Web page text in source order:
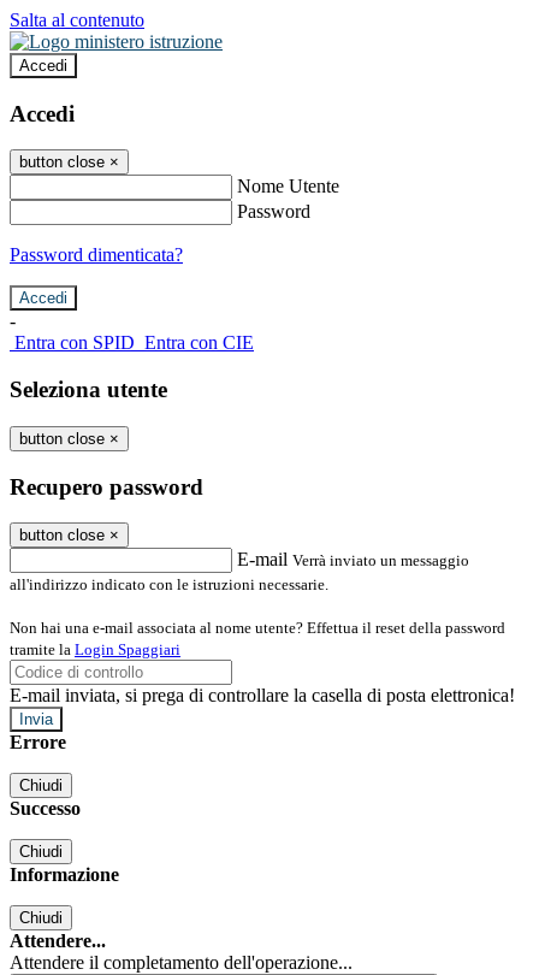
Salta al contenuto
Accedi
Accedi
button close ×
Nome Utente
Password
Password dimenticata?
-
Entra con SPID Entra con CIE
Seleziona utente
button close ×
Recupero password
button close ×
E-mail Verrà inviato un messaggio
all'indirizzo indicato con le istruzioni necessarie.
Non hai una e-mail associata al nome utente? Effettua il reset della password
tramite la Login Spaggiari
E-mail inviata, si prega di controllare la casella di posta elettronica!
Errore
Chiudi
Successo
Chiudi
Informazione
Chiudi
Attendere...
Attendere il completamento dell'operazione...